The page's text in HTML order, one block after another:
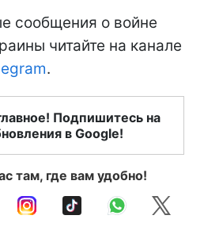
сообщения о войне
читайте на канале
.
Подпишитесь на
в Google!
там, где вам удобно!